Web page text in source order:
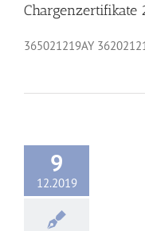
Chargenzertifikate
365021219AY
9
12.2019